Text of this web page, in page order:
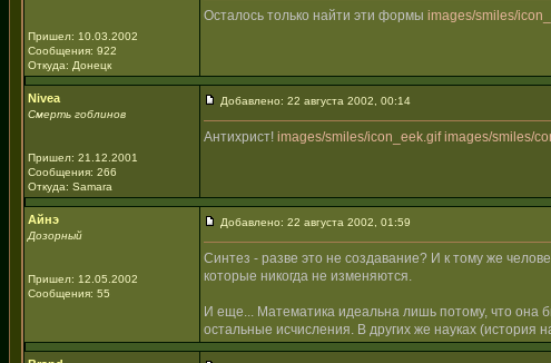
Пришел: 10.03.2002
Сообщения: 922
Откуда: Донецк
Осталось только найти эти формы images/smiles/
Nivea
Смерть гоблинов
Пришел: 21.12.2001
Сообщения: 266
Откуда: Samara
Добавлено: 22 августа 2002, 00:14
Антихрист! images/smiles/icon_eek.gif images/smiles/
Айнэ
Дозорный
Пришел: 12.05.2002
Сообщения: 55
Добавлено: 22 августа 2002, 01:59
Синтез - разве это не создавание? И к тому же
которые никогда не изменяются.
И еще... Математика идеальна лишь потому, что она
остальные исчисления. В других же науках (история